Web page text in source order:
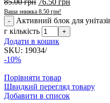
Ваша знижка 8.50 грн!
Активний блок для
г кількість
Додати в кошик
SKU: 19034/
-10%
Порівняти товар
Швидкий перегляд товару
Добавити в список